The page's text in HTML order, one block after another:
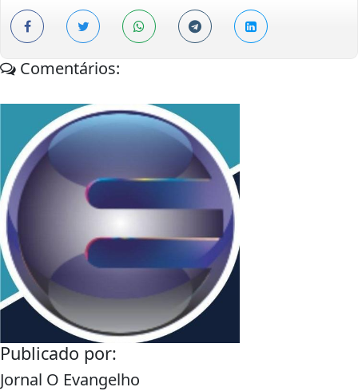
Comentários:
Publicado por:
Jornal O Evangelho